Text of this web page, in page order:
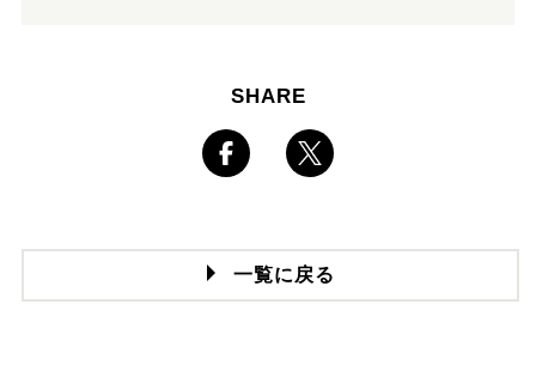
SHARE
一覧に戻る